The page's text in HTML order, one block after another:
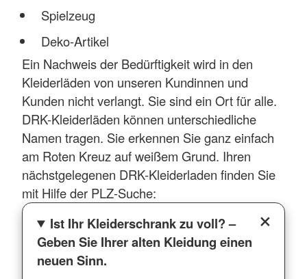
Spielzeug
Deko-Artikel
Ein Nachweis der Bedürftigkeit wird in den
Kleiderläden von unseren Kundinnen und
Kunden nicht verlangt. Sie sind ein Ort für alle.
DRK-Kleiderläden können unterschiedliche
Namen tragen. Sie erkennen Sie ganz einfach
am Roten Kreuz auf weißem Grund. Ihren
nächstgelegenen DRK-Kleiderladen finden Sie
mit Hilfe der PLZ-Suche:
Ist Ihr Kleiderschrank zu voll? –
Geben Sie Ihrer alten Kleidung einen
neuen Sinn.